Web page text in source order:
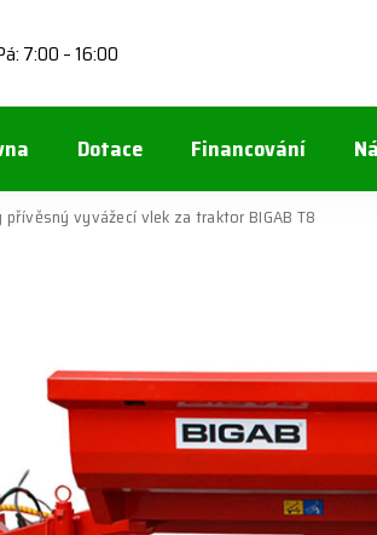
7:00 – 16:00
Dotace Financování
přívěsný vyvážecí vlek za traktor BIGAB T8